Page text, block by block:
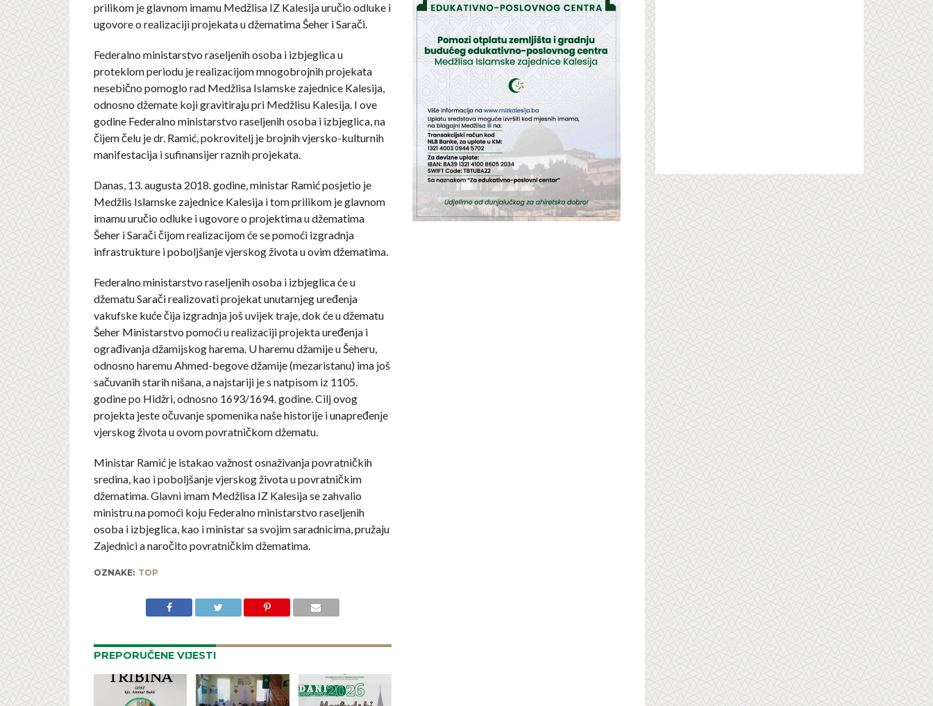
prilikom je glavnom imamu Medžlisa IZ Kalesija uručio odluke i
ugovore o realizaciji projekata u džematima Šeher i Sarači.
Federalno ministarstvo raseljenih osoba i izbjeglica u
proteklom periodu je realizacijom mnogobrojnih projekata
nesebično pomoglo rad Medžlisa Islamske zajednice Kalesija,
odnosno džemate koji gravitiraju pri Medžlisu Kalesija. I ove
godine Federalno ministarstvo raseljenih osoba i izbjeglica, na
čijem čelu je dr. Ramić, pokrovitelj je brojnih vjersko-kulturnih
manifestacija i sufinansijer raznih projekata.
Danas, 13. augusta 2018. godine, ministar Ramić posjetio je
Medžlis Islamske zajednice Kalesija i tom prilikom je glavnom
imamu uručio odluke i ugovore o projektima u džematima
Šeher i Sarači čijom realizacijom će se pomoći izgradnja
infrastrukture i poboljšanje vjerskog života u ovim džematima.
Federalno ministarstvo raseljenih osoba i izbjeglica će u
džematu Sarači realizovati projekat unutarnjeg uređenja
vakufske kuće čija izgradnja još uvijek traje, dok će u džematu
Šeher Ministarstvo pomoći u realizaciji projekta uređenja i
ograđivanja džamijskog harema. U haremu džamije u Šeheru,
odnosno haremu Ahmed-begove džamije (mezaristanu) ima još
sačuvanih starih nišana, a najstariji je s natpisom iz 1105.
godine po Hidžri, odnosno 1693/1694. godine. Cilj ovog
projekta jeste očuvanje spomenika naše historije i unapređenje
vjerskog života u ovom povratničkom džematu.
Ministar Ramić je istakao važnost osnaživanja povratničkih
sredina, kao i poboljšanje vjerskog života u povratničkim
džematima. Glavni imam Medžlisa IZ Kalesija se zahvalio
ministru na pomoći koju Federalno ministarstvo raseljenih
osoba i izbjeglica, kao i ministar sa svojim saradnicima, pružaju
Zajednici a naročito povratničkim džematima.
OZNAKE: TOP
PREPORUČENE VIJESTI